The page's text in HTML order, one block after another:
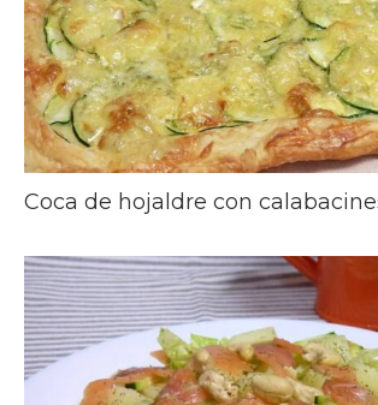
Coca de hojaldre con